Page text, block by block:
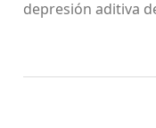
depresión aditiva